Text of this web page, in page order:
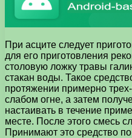
При асците следует
для его приготовления
столовую ложку травы
стакан воды. Такое
протяжении примерно
слабом огне, а затем
настаивать в течение
месте. После этого смесь
Принимают это средство